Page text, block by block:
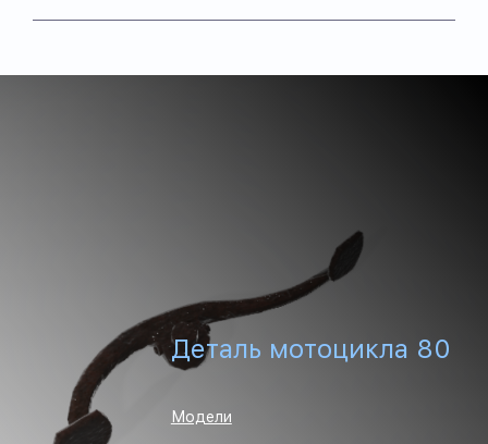
Деталь мотоцикла 80
Модели